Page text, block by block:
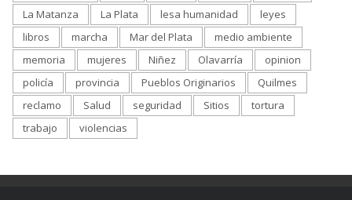
La Matanza
La Plata lesa humanidad
leyes
libros
marcha Mar del Plata
medio ambiente
memoria
mujeres Niñez Olavarría
opinion
policía
provincia Pueblos Originarios
Quilmes
reclamo
Salud seguridad Sitios
tortura
trabajo
violencias